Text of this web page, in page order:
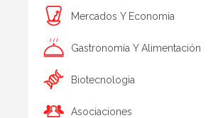
Mercados Y Economía
Gastronomía Y Alimentación
Biotecnologia
Asociaciones